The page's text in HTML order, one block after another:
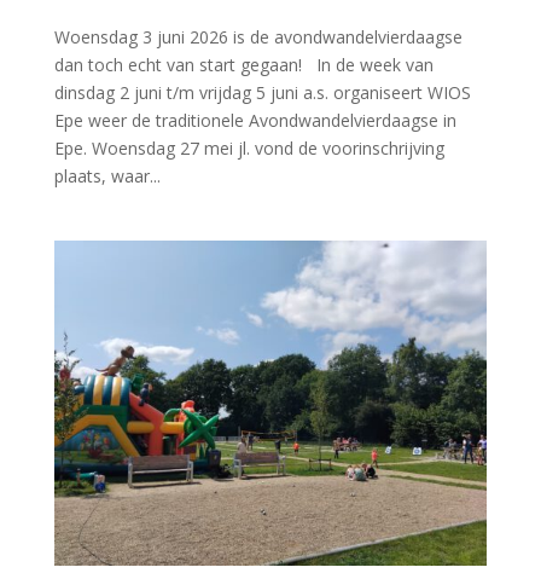
Woensdag 3 juni 2026 is de avondwandelvierdaagse
dan toch echt van start gegaan! In de week van
dinsdag 2 juni t/m vrijdag 5 juni a.s. organiseert WIOS
Epe weer de traditionele Avondwandelvierdaagse in
Epe. Woensdag 27 mei jl. vond de voorinschrijving
plaats, waar...